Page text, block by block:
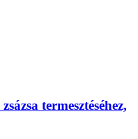
termesztéséhez,